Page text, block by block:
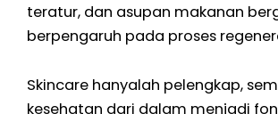
teratur, dan asupan makanan
berpengaruh pada proses
Skincare hanyalah pelengkap,
kesehatan dari dalam menjadi